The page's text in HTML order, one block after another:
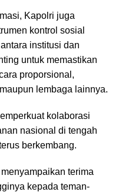
Kapolri juga
kontrol sosial
institusi dan
untuk memastikan
proporsional,
lembaga lainnya.
kolaborasi
nasional di tengah
berkembang.
terima
kepada teman-